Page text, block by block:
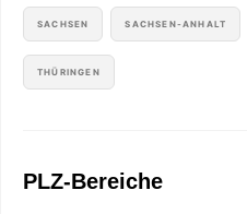
SACHSEN SACHSEN-ANHALT
THÜRINGEN
PLZ-Bereiche